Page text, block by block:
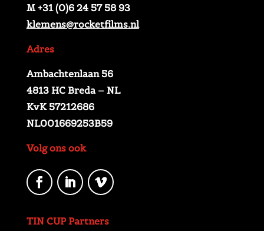
M +31 (0)6 24 57 58 93
klemens@rocketfilms.nl
Adres
Ambachtenlaan 56
4813 HC Breda – NL
KvK 57212686
NL001669253B59
Volg ons ook
TIN CUP Partners